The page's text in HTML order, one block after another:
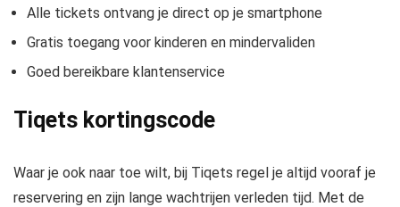
Alle tickets ontvang je direct op je smartphone
Gratis toegang voor kinderen en mindervaliden
Goed bereikbare klantenservice
Tiqets kortingscode
Waar je ook naar toe wilt, bij Tiqets regel je altijd vooraf je
reservering en zijn lange wachtrijen verleden tijd. Met de